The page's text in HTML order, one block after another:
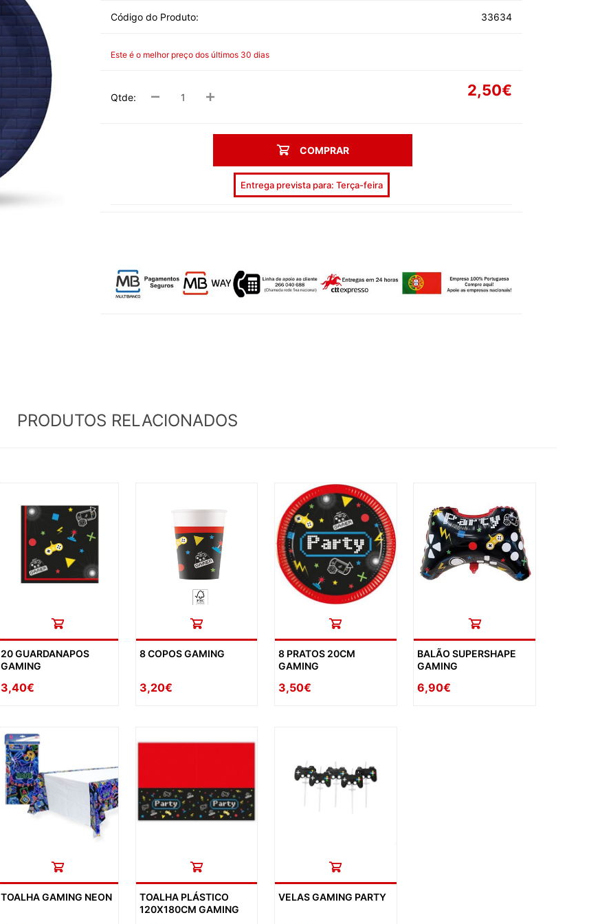
HALLOWEEN
CARNAVAL
DIA NAMORADOS
DIA DOS AVÓS
Código do Produto: 33634
Este é o melhor preço dos últimos 30 dias
2,50€
Qtde:
COMPRAR
Entrega prevista para: Terça-feira
PRODUTOS RELACIONADOS
20 GUARDANAPOS
GAMING
3,40€
8 COPOS GAMING
3,20€
8 PRATOS 20CM
GAMING
3,50€
BALÃO SUPERSHAPE
GAMING
6,90€
TOALHA GAMING NEON
TOALHA PLÁSTICO
120X180CM GAMING
VELAS GAMING PARTY